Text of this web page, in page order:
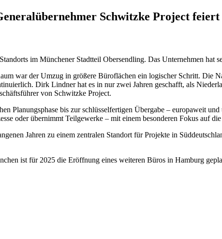
Schwitzke Project
im Münchener Stadtteil Obersendling. Das Unternehmen hat
war der Umzug in größere Büroflächen ein logischer Schritt. Die
Dirk Lindner hat es in nur zwei Jahren geschafft, als
von Schwitzke Project.
Planungsphase bis zur schlüsselfertigen Übergabe – europaweit
oder übernimmt Teilgewerke – mit einem besonderen Fokus auf
Jahren zu einem zentralen Standort für Projekte in
ist für 2025 die Eröffnung eines weiteren Büros in Hamburg